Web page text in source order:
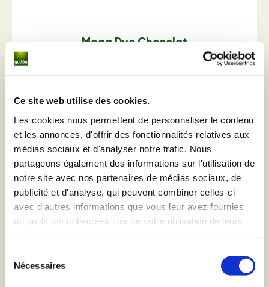
Ce site web utilise des cookies.
Les cookies nous permettent de personnaliser le contenu
et les annonces, d'offrir des fonctionnalités relatives aux
médias sociaux et d'analyser notre trafic. Nous
partageons également des informations sur l'utilisation de
notre site avec nos partenaires de médias sociaux, de
publicité et d'analyse, qui peuvent combiner celles-ci
avec d'autres informations que vous leur avez fournies
ou qu'ils ont collectées lors de votre utilisation de leurs
Nécessaires
Mega Duo Chocolat